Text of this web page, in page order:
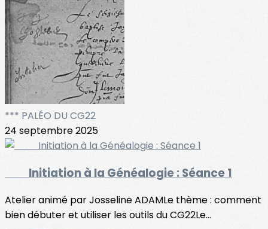
*** PALÉO DU CG22
24 septembre 2025
Initiation à la Généalogie : Séance 1
Atelier animé par Josseline ADAMLe thème : comment
bien débuter et utiliser les outils du CG22Le...